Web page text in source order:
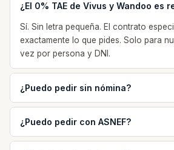
¿El 0% TAE de Vivus y Wandoo es
Sí. Sin letra pequeña. El contrato
exactamente lo que pides. Solo para
vez por persona y DNI.
¿Puedo pedir sin nómina?
¿Puedo pedir con ASNEF?